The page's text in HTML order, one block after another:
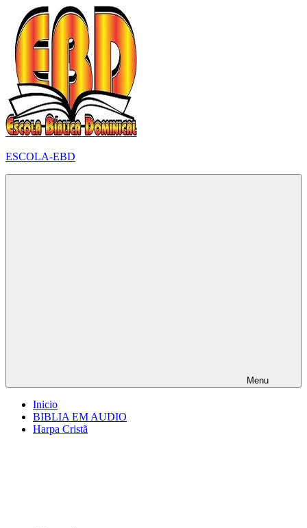
para
conteúdo
ESCOLA-EBD
Menu
Inicio
BIBLIA EM AUDIO
Harpa Cristã